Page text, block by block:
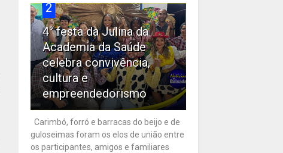
2
4° festa da Julina da
Academia da Saúde
celebra convivência,
cultura e
empreendedorismo
Carimbó, forró e barracas do beijo e de
guloseimas foram os elos de união entre
os participantes, amigos e familiares